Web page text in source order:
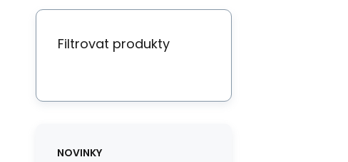
Filtrovat produkty
NOVINKY